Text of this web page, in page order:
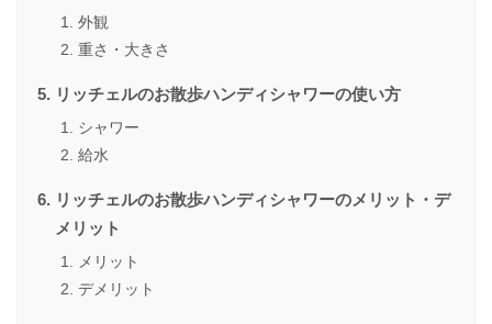
外観
重さ・大きさ
リッチェルのお散歩ハンディシャワーの使い方
シャワー
給水
リッチェルのお散歩ハンディシャワーのメリット・デ
メリット
メリット
デメリット